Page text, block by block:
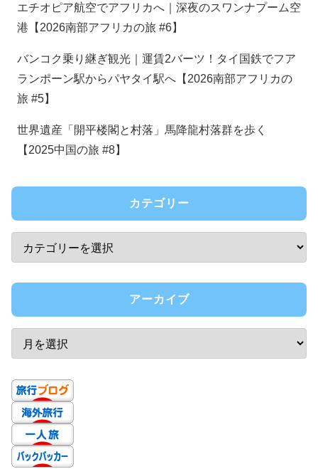
エチオピア航空でアフリカへ｜深夜のスワンナプーム空
港【2026南部アフリカの旅 #6】
バンコク乗り継ぎ観光｜運賃2バーツ！タイ国鉄でフア
ランポーン駅からパヤタイ駅へ【2026南部アフリカの
旅 #5】
世界遺産「開平楼閣と村落」馬降龍村落群を歩く
【2025中国の旅 #8】
カテゴリー
アーカイブ